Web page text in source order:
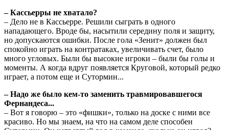
– Кассьерры не хватало?
– Дело не в Кассьерре. Решили сыграть в одного
нападающего. Вроде бы, насытили середину поля и защиту,
но допускаются ошибки. После гола «Зенит» должен был
спокойно играть на контратаках, увеличивать счет, было
много угловых. Были бы высокие игроки – были бы голы и
моменты. А когда вдруг появляется Круговой, который редко
играет, а потом еще и Сутормин...
– Надо же было кем-то заменить травмировавшегося
Фернандеса...
– Вот я говорю – это «фишки», только на доске с ними все
красиво. Но мы знаем, на что на самом деле способен